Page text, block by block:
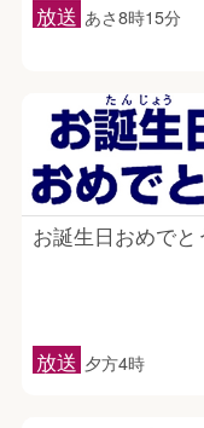
放送 あさ8時15分
お誕生日おめでと
放送 夕方4時